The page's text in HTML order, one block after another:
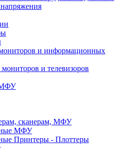
и информационных
и телевизоров
МФУ
сканерам, МФУ
МФУ
Принтеры - Плоттеры